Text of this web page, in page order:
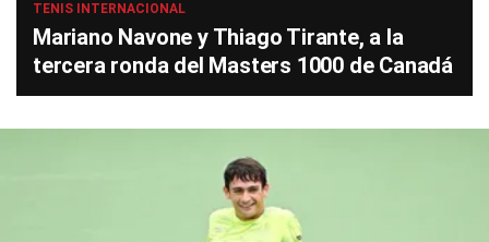
TENIS INTERNACIONAL
Mariano Navone y Thiago Tirante, a la
tercera ronda del Masters 1000 de Canadá